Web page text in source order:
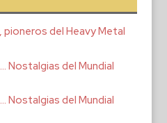
pioneros del Heavy Metal
Nostalgias del Mundial
Nostalgias del Mundial